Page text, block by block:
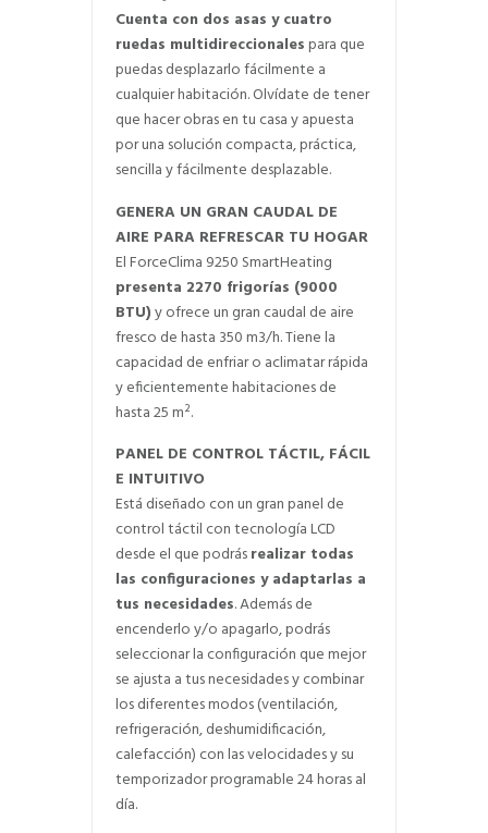
Cuenta con dos asas y cuatro
ruedas multidireccionalespara que
puedas desplazarlo fácilmente a
cualquier habitación. Olvídate de tener
que hacer obras en tu casa y apuesta
por una solución compacta, práctica,
sencilla y fácilmente desplazable.
GENERA UN GRAN CAUDAL DE
AIRE PARA REFRESCAR TU HOGAR
El ForceClima 9250 SmartHeating
presenta 2270 frigorías (9000
BTU)y ofrece un gran caudal de aire
fresco de hasta 350 m3/h. Tiene la
capacidad de enfriar o aclimatar rápida
y eficientemente habitaciones de
hasta 25 m².
PANEL DE CONTROL TÁCTIL, FÁCIL
E INTUITIVO
Está diseñado con un gran panel de
control táctil con tecnología LCD
desde el que podrásrealizar todas
las configuraciones y adaptarlas a
tus necesidades. Además de
encenderlo y/o apagarlo, podrás
seleccionar la configuración que mejor
se ajusta a tus necesidades y combinar
los diferentes modos (ventilación,
refrigeración, deshumidificación,
calefacción) con las velocidades y su
temporizador programable 24 horas al
día.